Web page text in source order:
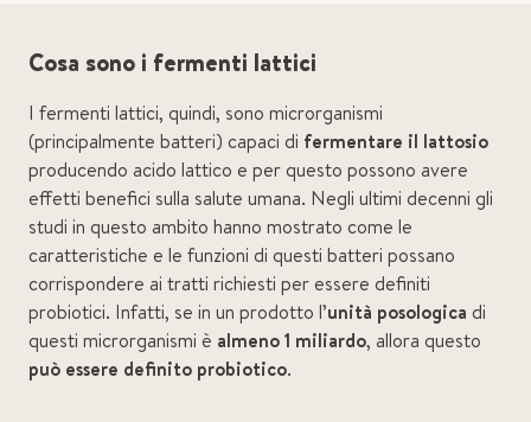
Cosa sono i fermenti lattici
I fermenti lattici, quindi, sono microrganismi
(principalmente batteri) capaci di fermentare il lattosio
producendo acido lattico e per questo possono avere
effetti benefici sulla salute umana. Negli ultimi decenni gli
studi in questo ambito hanno mostrato come le
caratteristiche e le funzioni di questi batteri possano
corrispondere ai tratti richiesti per essere definiti
probiotici. Infatti, se in un prodotto l’unità posologica di
questi microrganismi è almeno1 miliardo, allora questo
può essere definito probiotico.